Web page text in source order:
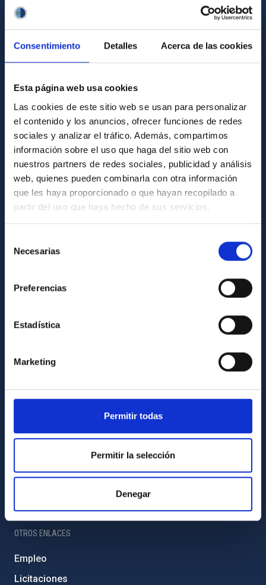
Consentimiento Detalles Acerca de las cookies
Esta página web usa cookies
Las cookies de este sitio web se usan para personalizar
el contenido y los anuncios, ofrecer funciones de redes
sociales y analizar el tráfico. Además, compartimos
información sobre el uso que haga del sitio web con
nuestros partners de redes sociales, publicidad y análisis
web, quienes pueden combinarla con otra información
que les haya proporcionado o que hayan recopilado a
partir del uso que haya hecho de sus servicios.
Necesarias
Preferencias
Estadística
Marketing
Permitir todas
Permitir la selección
Denegar
Contacto
Directorio de personal
Biblioteca
Registro general
INFORMACIÓN INSTITUCIONAL
Legislación
Transparencia
Código ético y política antifraude
Igualdad y diversidad de género
Medio Ambiente y Sostenibilidad
Financiación externa
Amigos del IAC
PORTAL DEL IAC
Políticas de privacidad
Política de cookies
OTROS ENLACES
Empleo
Licitaciones